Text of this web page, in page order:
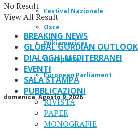
Festival Nazionale
Osce
Wikiamericas
Oltrepanto
European Parliament
domenica, Agosto 9, 2026
No Result
View All Result
BREAKING NEWS
GLOBAL GORDIAN OUTLOOK
DIALOGHI MEDITERRANEI
EVENTI
SALA STAMPA
PUBBLICAZIONI
RIVISTA
PAPER
MONOGRAFIE